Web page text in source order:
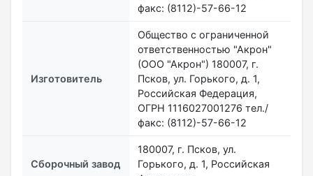
факс: (8112)-57-66-12
Изготовитель
Общество с ограниченной
ответственностью "Акрон"
(ООО "Акрон") 180007, г.
Псков, ул. Горького, д. 1,
Российская Федерация,
ОГРН 1116027001276 тел./
факс: (8112)-57-66-12
Сборочный завод
180007, г. Псков, ул.
Горького, д. 1, Российская